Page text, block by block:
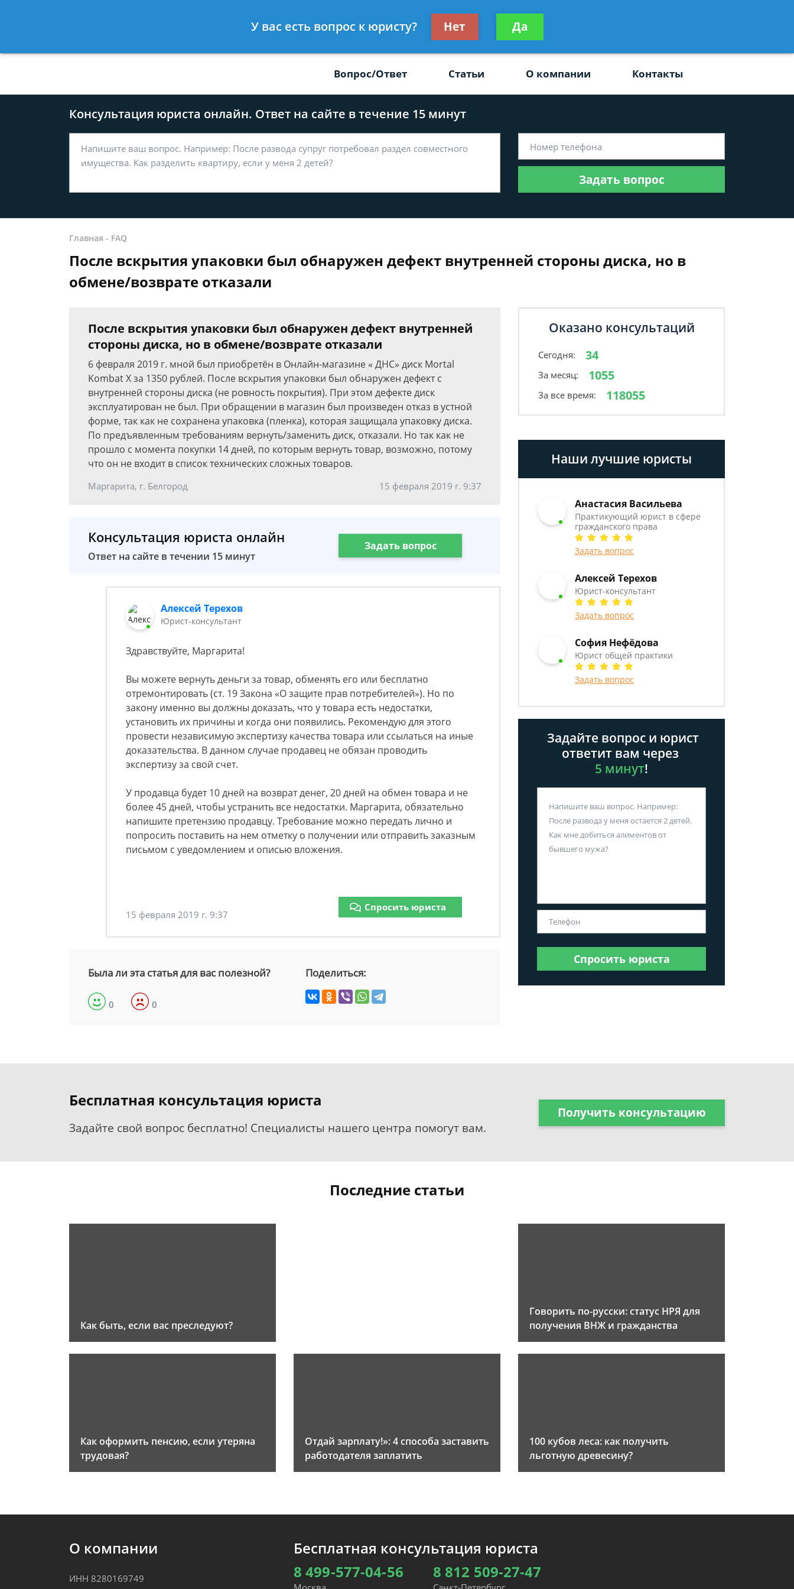
8 812 509-27-47
Получите консультацию
бесплатно
Вопрос/Ответ Статьи О компании Контакты
Консультация юриста онлайн. Ответ на сайте в течение 15 минут
Задать вопрос
Главная - FAQ
После вскрытия упаковки был обнаружен дефект внутренней стороны диска, но в
обмене/возврате отказали
После вскрытия упаковки был обнаружен дефект внутренней
стороны диска, но в обмене/возврате отказали
6 февраля 2019 г. мной был приобретён в Онлайн-магазине « ДНС» диск Mortal
Kombat X за 1350 рублей. После вскрытия упаковки был обнаружен дефект с
внутренней стороны диска (не ровность покрытия). При этом дефекте диск
эксплуатирован не был. При обращении в магазин был произведен отказ в устной
форме, так как не сохранена упаковка (пленка), которая защищала упаковку диска.
По предъявленным требованиям вернуть/заменить диск, отказали. Но так как не
прошло с момента покупки 14 дней, по которым вернуть товар, возможно, потому
что он не входит в список технических сложных товаров.
Маргарита, г. Белгород 15 февраля 2019 г. 9:37
Консультация юриста онлайн
Ответ на сайте в течении 15 минут
Задать вопрос
Алексей Терехов
Юрист-консультант
Здравствуйте, Маргарита!
Вы можете вернуть деньги за товар, обменять его или бесплатно
отремонтировать (ст. 19 Закона «О защите прав потребителей»). Но по
закону именно вы должны доказать, что у товара есть недостатки,
установить их причины и когда они появились. Рекомендую для этого
провести независимую экспертизу качества товара или ссылаться на иные
доказательства. В данном случае продавец не обязан проводить
экспертизу за свой счет.
У продавца будет 10 дней на возврат денег, 20 дней на обмен товара и не
более 45 дней, чтобы устранить все недостатки. Маргарита, обязательно
напишите претензию продавцу. Требование можно передать лично и
попросить поставить на нем отметку о получении или отправить заказным
письмом с уведомлением и описью вложения.
15 февраля 2019 г. 9:37
Спросить юриста
Была ли эта статья для вас полезной?
0 0
Поделиться:
Оказано консультаций
Сегодня: 34
За месяц: 1055
За все время: 118055
Наши лучшие юристы
Анастасия Васильева
Практикующий юрист в сфере
гражданского права
Задать вопрос
Алексей Терехов
Юрист-консультант
Задать вопрос
София Нефёдова
Юрист общей практики
Задать вопрос
Задайте вопрос и юрист
ответит вам через
5 минут!
Спросить юриста
Бесплатная консультация юриста
Задайте свой вопрос бесплатно! Специалисты нашего центра помогут вам.
Получить консультацию
Последние статьи
Как быть, если вас преследуют?
Говорить по-русски: статус НРЯ для
получения ВНЖ и гражданства
Как оформить пенсию, если утеряна
трудовая?
Отдай зарплату!»: 4 способа заставить
работодателя заплатить
100 кубов леса: как получить
льготную древесину?
О компании
ИНН 8280169749
Бесплатная консультация юриста
8 499-577-04-56
8 812 509-27-47
У вас есть вопрос к юристу? Нет Да